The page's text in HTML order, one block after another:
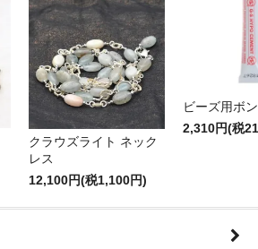
クラウズライト ネック
レス
12,100円(税1,100円)
ビーズ用ボ
2,310円(税